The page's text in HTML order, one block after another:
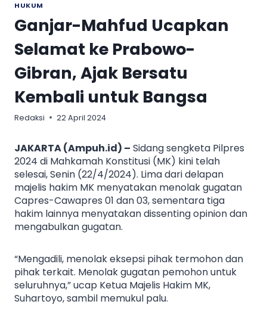
HUKUM
Ganjar-Mahfud Ucapkan
Selamat ke Prabowo-
Gibran, Ajak Bersatu
Kembali untuk Bangsa
Redaksi 22 April 2024
JAKARTA (Ampuh.id) – Sidang sengketa Pilpres
2024 di Mahkamah Konstitusi (MK) kini telah
selesai, Senin (22/4/2024). Lima dari delapan
majelis hakim MK menyatakan menolak gugatan
Capres-Cawapres 01 dan 03, sementara tiga
hakim lainnya menyatakan dissenting opinion dan
mengabulkan gugatan.
“Mengadili, menolak eksepsi pihak termohon dan
pihak terkait. Menolak gugatan pemohon untuk
seluruhnya,” ucap Ketua Majelis Hakim MK,
Suhartoyo, sambil memukul palu.